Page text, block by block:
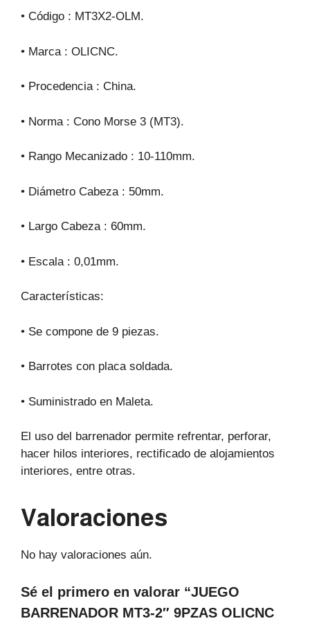
• Código : MT3X2-OLM.
• Marca : OLICNC.
• Procedencia : China.
• Norma : Cono Morse 3 (MT3).
• Rango Mecanizado : 10-110mm.
• Diámetro Cabeza : 50mm.
• Largo Cabeza : 60mm.
• Escala : 0,01mm.
Características:
• Se compone de 9 piezas.
• Barrotes con placa soldada.
• Suministrado en Maleta.
El uso del barrenador permite refrentar, perforar,
hacer hilos interiores, rectificado de alojamientos
interiores, entre otras.
Valoraciones
No hay valoraciones aún.
Sé el primero en valorar “JUEGO
BARRENADOR MT3-2″ 9PZAS OLICNC